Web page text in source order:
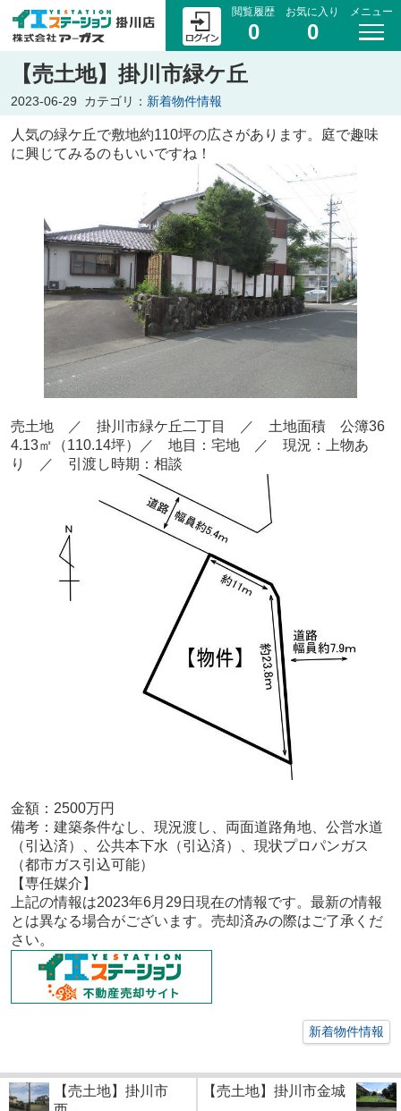
閲覧履歴
0
お気に入り
0
メニュー
【売土地】掛川市緑ケ丘
2023-06-29 カテゴリ： 新着物件情報
人気の緑ケ丘で敷地約110坪の広さがあります。庭で趣味
に興じてみるのもいいですね！
売土地 ／ 掛川市緑ケ丘二丁目
／ 土地面積 公簿36
4.13㎡（110.14坪） ／ 地目：宅地 ／ 現況：上物あ
り ／ 引渡し時期：相談
金額：2500万円
備考： 建築条件なし、現況渡し、両面道路角地、公営水道
（引込済）、公共本下水（引込済）、現状プロパンガス
（都市ガス引込可能）
【専任媒介 】
上記の情報は2023年6月29日現在の情報です。最新の情報
とは異なる場合がございます。売却済みの際はご了承くだ
さい。
新着物件情報
【売土地】掛川市
【売土地】掛川市金城